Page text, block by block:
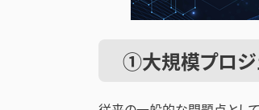
①大規模プロジ